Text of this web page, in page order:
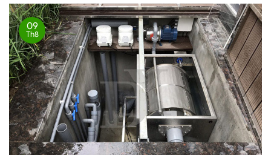
09
Th8